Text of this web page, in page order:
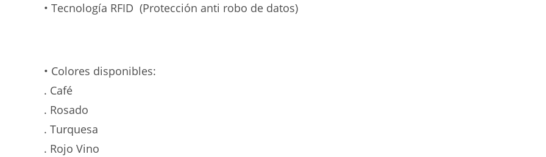
• Tecnología RFID (Protección anti robo de datos)
• Colores disponibles:
. Café
. Rosado
. Turquesa
. Rojo Vino